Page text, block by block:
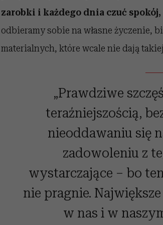
zarobki i każdego dnia czuć
odbieramy sobie na własne życzenie,
materialnych, które wcale nie dają
„Prawdziwe
teraźniejszością,
nieoddawaniu się
zadowoleniu z
wystarczające – bo
nie pragnie.
w nas i w